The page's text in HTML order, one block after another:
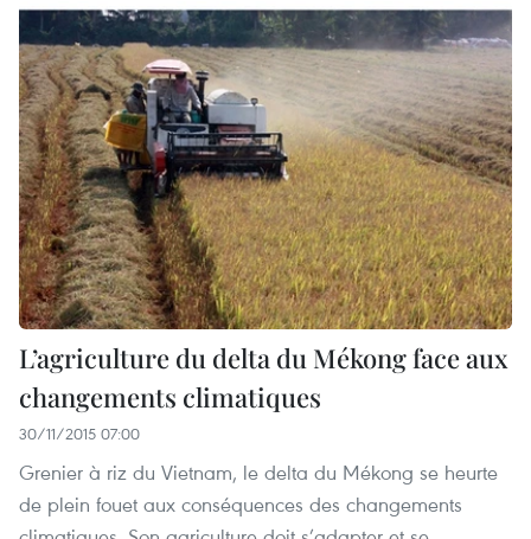
L’agriculture du delta du Mékong face aux
changements climatiques
30/11/2015 07:00
Grenier à riz du Vietnam, le delta du Mékong se heurte
de plein fouet aux conséquences des changements